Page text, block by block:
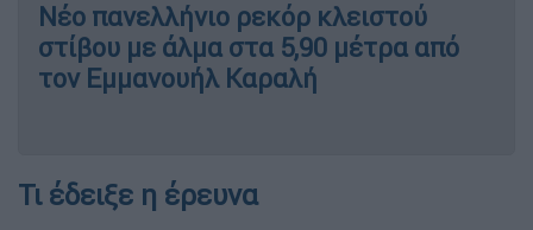
Νέο πανελλήνιο ρεκόρ κλειστού
στίβου με άλμα στα 5,90 μέτρα από
τον Εμμανουήλ Καραλή
Τι έδειξε η έρευνα